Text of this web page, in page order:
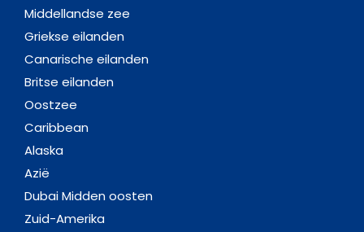
Middellandse zee
Griekse eilanden
Canarische eilanden
Britse eilanden
Oostzee
Caribbean
Alaska
Azië
Dubai Midden oosten
Zuid-Amerika